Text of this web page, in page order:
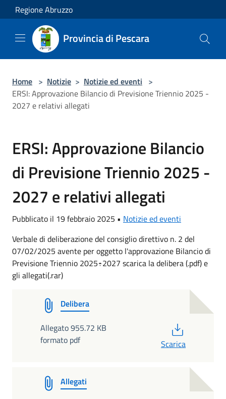
Salta al contenuto principale
Regione Abruzzo
Provincia di Pescara
Home > Notizie > Notizie ed eventi >
ERSI: Approvazione Bilancio di Previsione Triennio 2025 -
2027 e relativi allegati
ERSI: Approvazione Bilancio
di Previsione Triennio 2025 -
2027 e relativi allegati
Pubblicato il 19 febbraio 2025 • Notizie ed eventi
Verbale di deliberazione del consiglio direttivo n. 2 del
07/02/2025 avente per oggetto l'approvazione Bilancio di
Previsione Triennio 2025÷2027 scarica la delibera (.pdf) e
gli allegati(.rar)
Delibera
Allegato 955.72 KB
formato pdf
Scarica
Allegati